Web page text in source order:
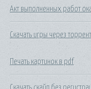
Акт выполненных работ
Скачать игры через
Печать картинок в pdf
Скачать скайп без